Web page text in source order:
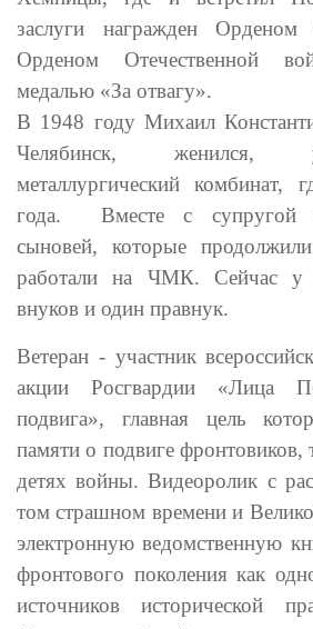
заслуги награжден
Орденом Отечественной
медалью «За отвагу».
В 1948 году Михаил
Челябинск, женился,
металлургический комбинат,
года. Вместе с супругой
сыновей, которые
работали на ЧМК. Сейчас у
внуков и один правнук.
Ветеран - участник
акции Росгвардии «Лица
подвига», главная цель
памяти о подвиге фронтовиков,
детях войны. Видеоролик с
том страшном времени и
электронную ведомственную
фронтового поколения как
источников исторической